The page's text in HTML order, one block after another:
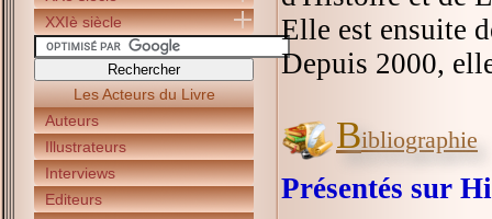
XXIè siècle
Les Acteurs du Livre
Auteurs
Illustrateurs
Interviews
Editeurs
Elle est ensuite
Depuis 2000,
Bibliographie
Présentés sur